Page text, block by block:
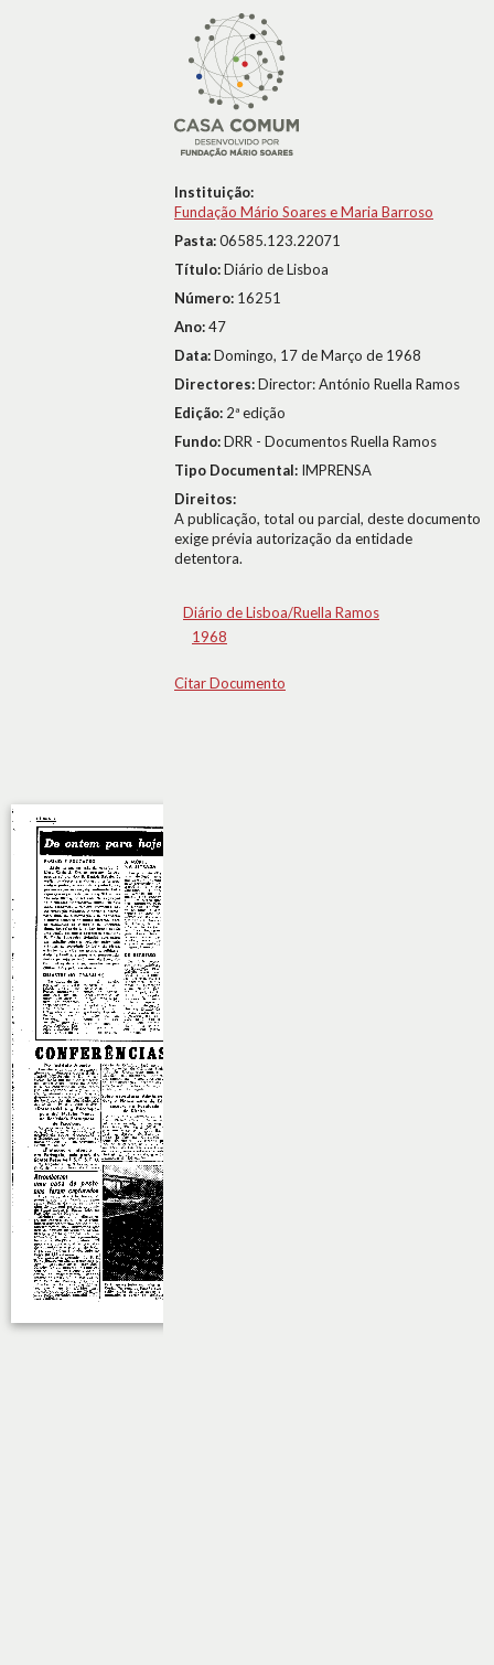
Instituição:
Fundação Mário Soares e Maria Barroso
Pasta:06585.123.22071
Título:Diário de Lisboa
Número: 16251
Ano:47
Data:Domingo, 17 de Março de 1968
Directores:Director: António Ruella Ramos
Edição: 2ª edição
Fundo:DRR - Documentos Ruella Ramos
Tipo Documental: IMPRENSA
Direitos:
A publicação, total ou parcial, deste documento
exige prévia autorização da entidade
detentora.
Diário de Lisboa/Ruella Ramos
1968
Citar Documento